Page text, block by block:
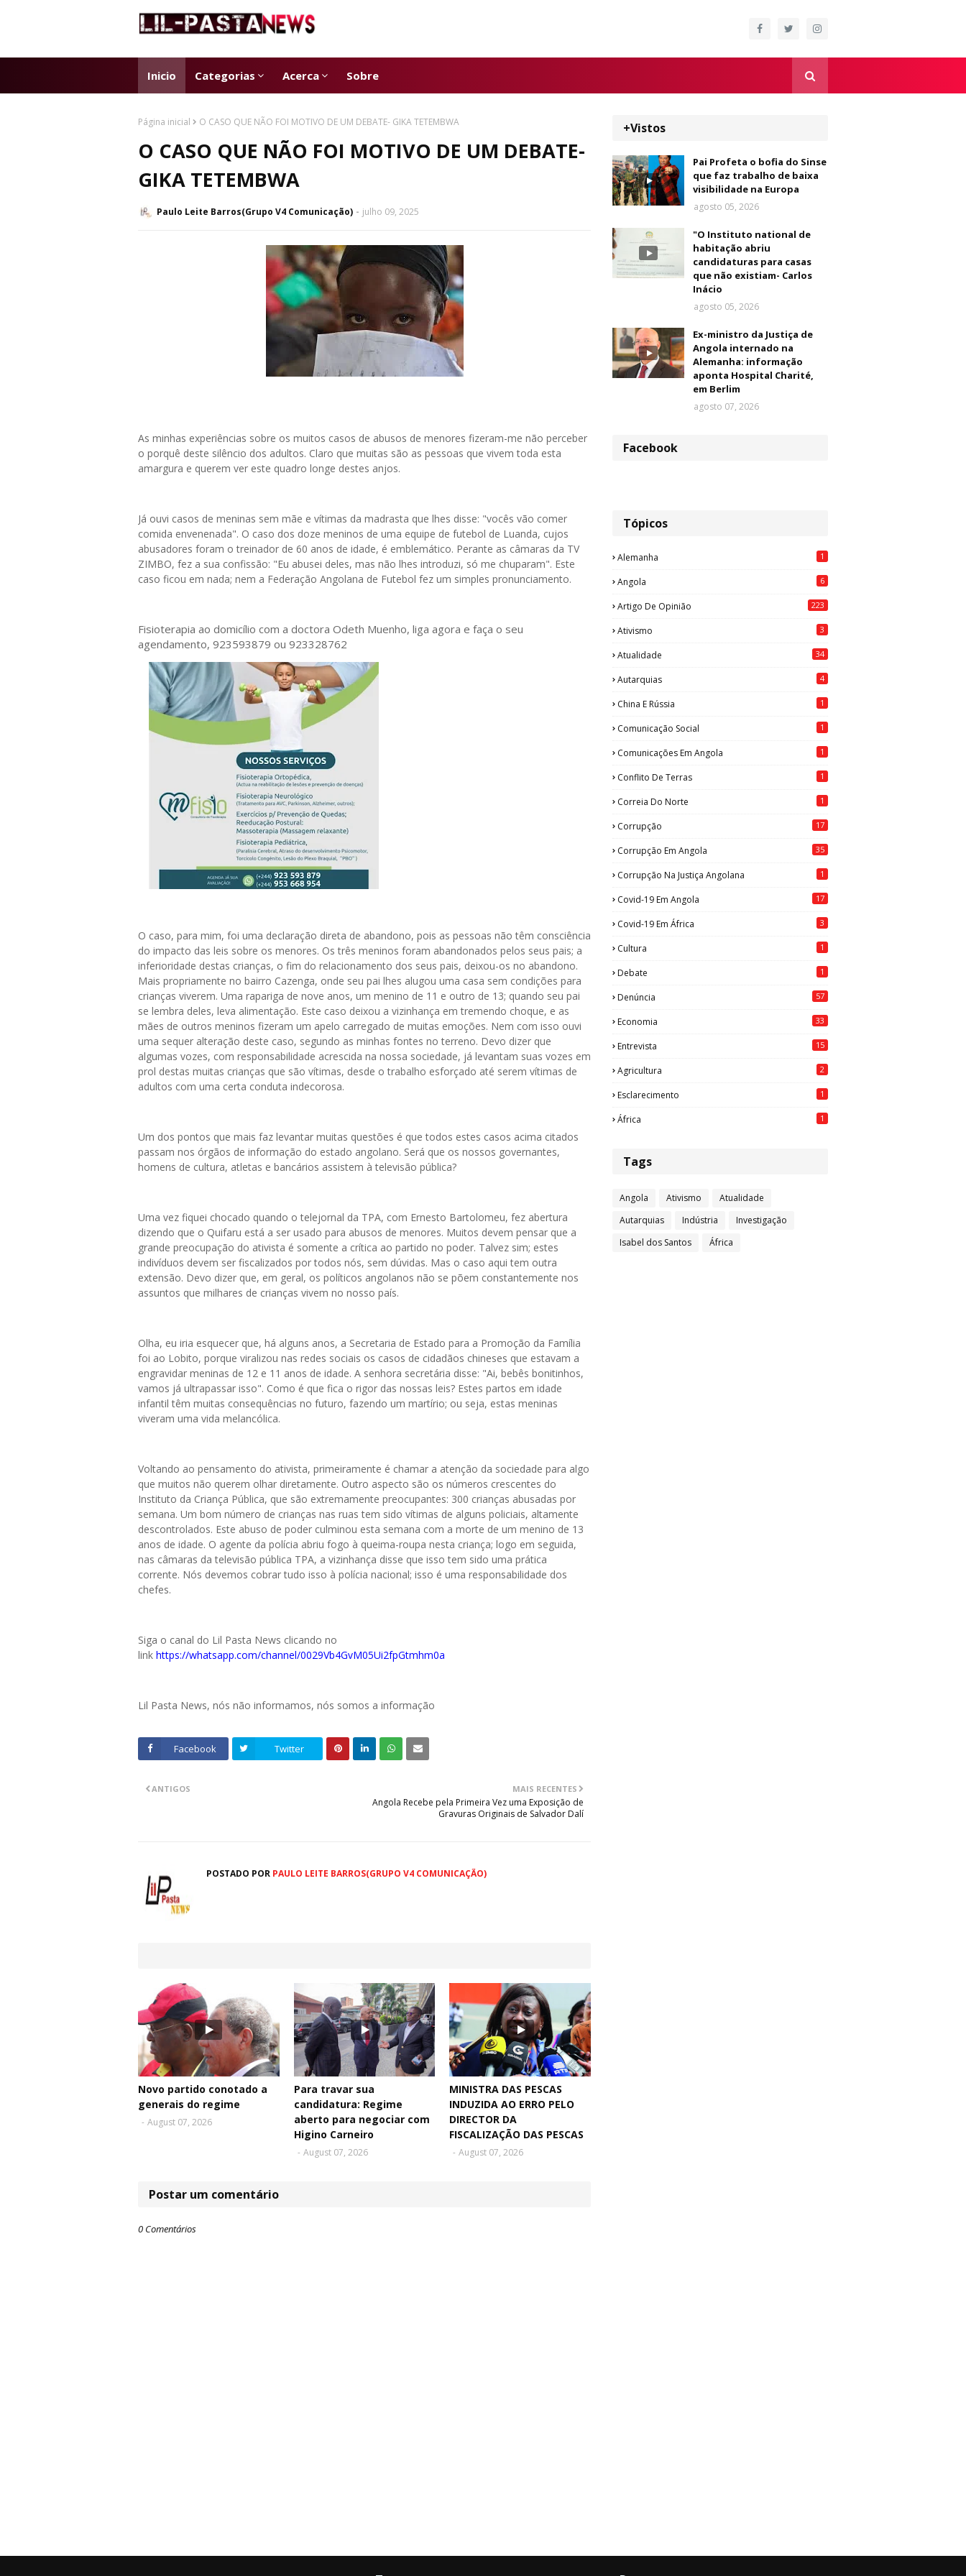
Inicio Categorias Acerca Sobre
Página inicial O CASO QUE NÃO FOI MOTIVO DE UM DEBATE- GIKA TETEMBWA
O CASO QUE NÃO FOI MOTIVO DE UM DEBATE-
GIKA TETEMBWA
Paulo Leite Barros(Grupo V4 Comunicação) julho 09, 2025
As minhas experiências sobre os muitos casos de abusos de menores fizeram-me não perceber
o porquê deste silêncio dos adultos. Claro que muitas são as pessoas que vivem toda esta
amargura e querem ver este quadro longe destes anjos.
Já ouvi casos de meninas sem mãe e vítimas da madrasta que lhes disse: "vocês vão comer
comida envenenada". O caso dos doze meninos de uma equipe de futebol de Luanda, cujos
abusadores foram o treinador de 60 anos de idade, é emblemático. Perante as câmaras da TV
ZIMBO, fez a sua confissão: "Eu abusei deles, mas não lhes introduzi, só me chuparam". Este
caso ficou em nada; nem a Federação Angolana de Futebol fez um simples pronunciamento.
Fisioterapia ao domicílio com a doctora Odeth Muenho, liga agora e faça o seu
agendamento, 923593879 ou 923328762
O caso, para mim, foi uma declaração direta de abandono, pois as pessoas não têm consciência
do impacto das leis sobre os menores. Os três meninos foram abandonados pelos seus pais; a
inferioridade destas crianças, o fim do relacionamento dos seus pais, deixou-os no abandono.
Mais propriamente no bairro Cazenga, onde seu pai lhes alugou uma casa sem condições para
crianças viverem. Uma rapariga de nove anos, um menino de 11 e outro de 13; quando seu pai
se lembra deles, leva alimentação. Este caso deixou a vizinhança em tremendo choque, e as
mães de outros meninos fizeram um apelo carregado de muitas emoções. Nem com isso ouvi
uma sequer alteração deste caso, segundo as minhas fontes no terreno. Devo dizer que
algumas vozes, com responsabilidade acrescida na nossa sociedade, já levantam suas vozes em
prol destas muitas crianças que são vítimas, desde o trabalho esforçado até serem vítimas de
adultos com uma certa conduta indecorosa.
Um dos pontos que mais faz levantar muitas questões é que todos estes casos acima citados
passam nos órgãos de informação do estado angolano. Será que os nossos governantes,
homens de cultura, atletas e bancários assistem à televisão pública?
Uma vez fiquei chocado quando o telejornal da TPA, com Ernesto Bartolomeu, fez abertura
dizendo que o Quifaru está a ser usado para abusos de menores. Muitos devem pensar que a
grande preocupação do ativista é somente a crítica ao partido no poder. Talvez sim; estes
indivíduos devem ser fiscalizados por todos nós, sem dúvidas. Mas o caso aqui tem outra
extensão. Devo dizer que, em geral, os políticos angolanos não se põem constantemente nos
assuntos que milhares de crianças vivem no nosso país.
Olha, eu iria esquecer que, há alguns anos, a Secretaria de Estado para a Promoção da Família
foi ao Lobito, porque viralizou nas redes sociais os casos de cidadãos chineses que estavam a
engravidar meninas de 12 e 11 anos de idade. A senhora secretária disse: "Ai, bebês bonitinhos,
vamos já ultrapassar isso". Como é que fica o rigor das nossas leis? Estes partos em idade
infantil têm muitas consequências no futuro, fazendo um martírio; ou seja, estas meninas
viveram uma vida melancólica.
Voltando ao pensamento do ativista, primeiramente é chamar a atenção da sociedade para algo
que muitos não querem olhar diretamente. Outro aspecto são os números crescentes do
Instituto da Criança Pública, que são extremamente preocupantes: 300 crianças abusadas por
semana. Um bom número de crianças nas ruas tem sido vítimas de alguns policiais, altamente
descontrolados. Este abuso de poder culminou esta semana com a morte de um menino de 13
anos de idade. O agente da polícia abriu fogo à queima-roupa nesta criança; logo em seguida,
nas câmaras da televisão pública TPA, a vizinhança disse que isso tem sido uma prática
corrente. Nós devemos cobrar tudo isso à polícia nacional; isso é uma responsabilidade dos
chefes.
Siga o canal do Lil Pasta News clicando no
link https://whatsapp.com/channel/0029Vb4GvM05Ui2fpGtmhm0a
Lil Pasta News, nós não informamos, nós somos a informação
Facebook Twitter
MAIS RECENTES
Angola Recebe pela Primeira Vez uma Exposição de
Gravuras Originais de Salvador Dalí
ANTIGOS
POSTADO POR PAULO LEITE BARROS(GRUPO V4 COMUNICAÇÃO)
Novo partido conotado a
generais do regime
- August 07, 2026
Para travar sua
candidatura: Regime
aberto para negociar com
Higino Carneiro
- August 07, 2026
MINISTRA DAS PESCAS
INDUZIDA AO ERRO PELO
DIRECTOR DA
FISCALIZAÇÃO DAS PESCAS
- August 07, 2026
Postar um comentário
0 Comentários
+Vistos
Pai Profeta o bofia do Sinse
que faz trabalho de baixa
visibilidade na Europa
agosto 05, 2026
"O Instituto national de
habitação abriu
candidaturas para casas
que não existiam- Carlos
Inácio
agosto 05, 2026
Ex-ministro da Justiça de
Angola internado na
Alemanha: informação
aponta Hospital Charité,
em Berlim
agosto 07, 2026
Facebook
Tópicos
Alemanha 1
Angola 6
Artigo De Opinião 223
Ativismo 3
Atualidade 34
Autarquias 4
China E Rússia 1
Comunicação Social 1
Comunicações Em Angola 1
Conflito De Terras 1
Correia Do Norte 1
Corrupção 17
Corrupção Em Angola 35
Corrupção Na Justiça Angolana 1
Covid-19 Em Angola 17
Covid-19 Em África 3
Cultura 1
Debate 1
Denúncia 57
Economia 33
Entrevista 15
Agricultura 2
Esclarecimento 1
África 1
Tags
Angola Ativismo
Atualidade
Autarquias
Indústria
Investigação
Isabel dos Santos
África